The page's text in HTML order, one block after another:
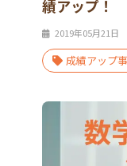
績アップ！
2019年05月21日
成績アップ